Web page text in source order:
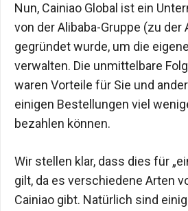
Nun, Cainiao Global ist ein
von der Alibaba-Gruppe (zu der
gegründet wurde, um die
verwalten. Die unmittelbare
waren Vorteile für Sie und
einigen Bestellungen viel
bezahlen können.
Wir stellen klar, dass dies für
gilt, da es verschiedene Arten
Cainiao gibt. Natürlich sind